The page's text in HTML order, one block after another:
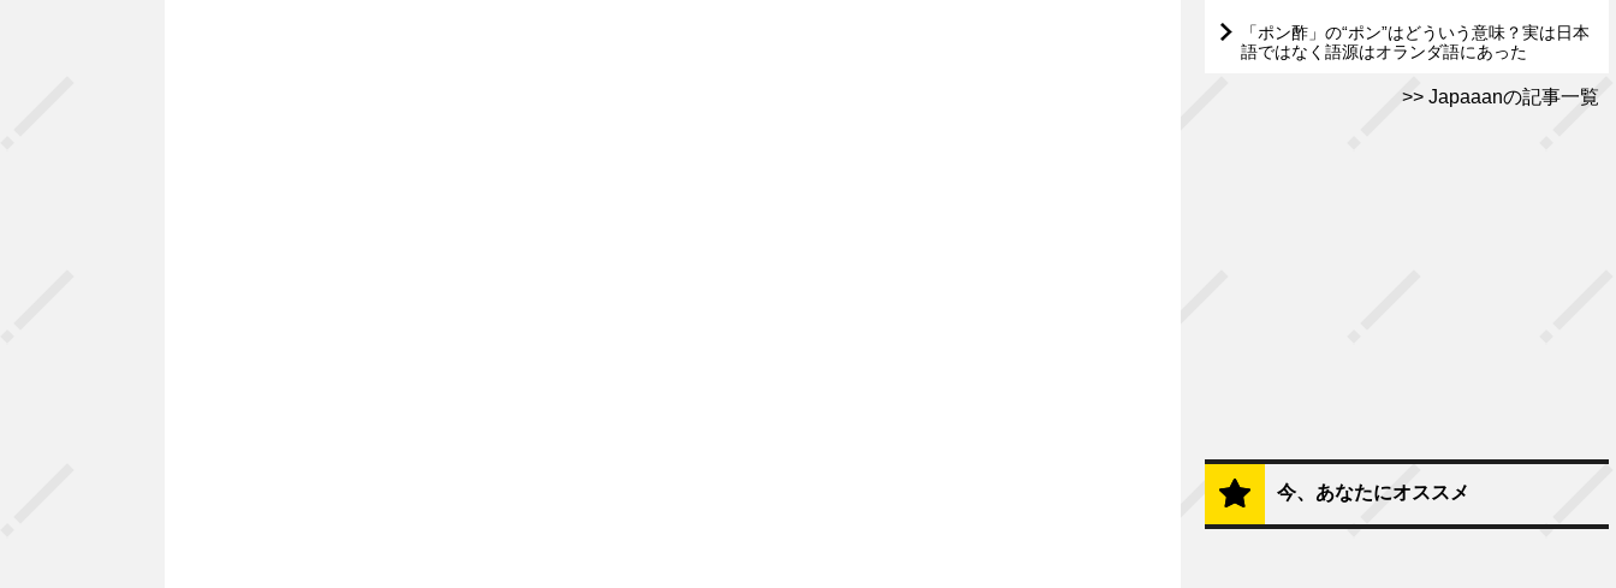
「ポン酢」の“ポン”はどういう意味？実は日本
語ではなく語源はオランダ語にあった
Japaaanの記事一覧
今、あなたにオススメ